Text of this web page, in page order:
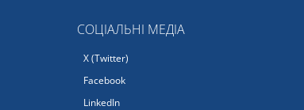
СОЦІАЛЬНІ МЕДІА
X (Twitter)
Facebook
LinkedIn